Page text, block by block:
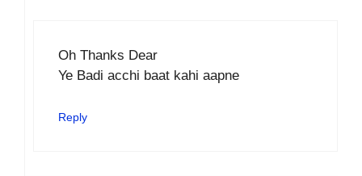
Oh Thanks Dear
Ye Badi acchi baat kahi aapne
Reply